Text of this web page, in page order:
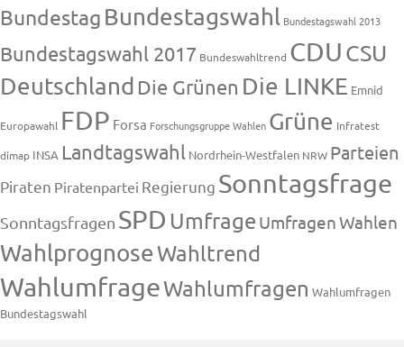
Bundestag Bundestagswahl Bundestagswahl 2013
Bundestagswahl 2017 Bundeswahltrend CDUCSU
Deutschland Die Grünen Die LINKE Emnid
Europawahl FDP Forsa Forschungsgruppe Wahlen Grüne Infratest
dimap INSA Landtagswahl Nordrhein-Westfalen NRW Parteien
Piraten Piratenpartei Regierung Sonntagsfrage
Sonntagsfragen SPD Umfrage UmfragenWahlen
WahlprognoseWahltrend
WahlumfrageWahlumfragen Wahlumfragen
Bundestagswahl